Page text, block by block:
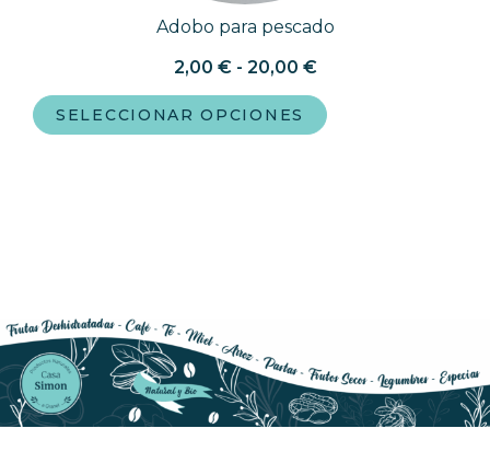
Adobo para pescado
2,00 € - 20,00 €
SELECCIONAR OPCIONES